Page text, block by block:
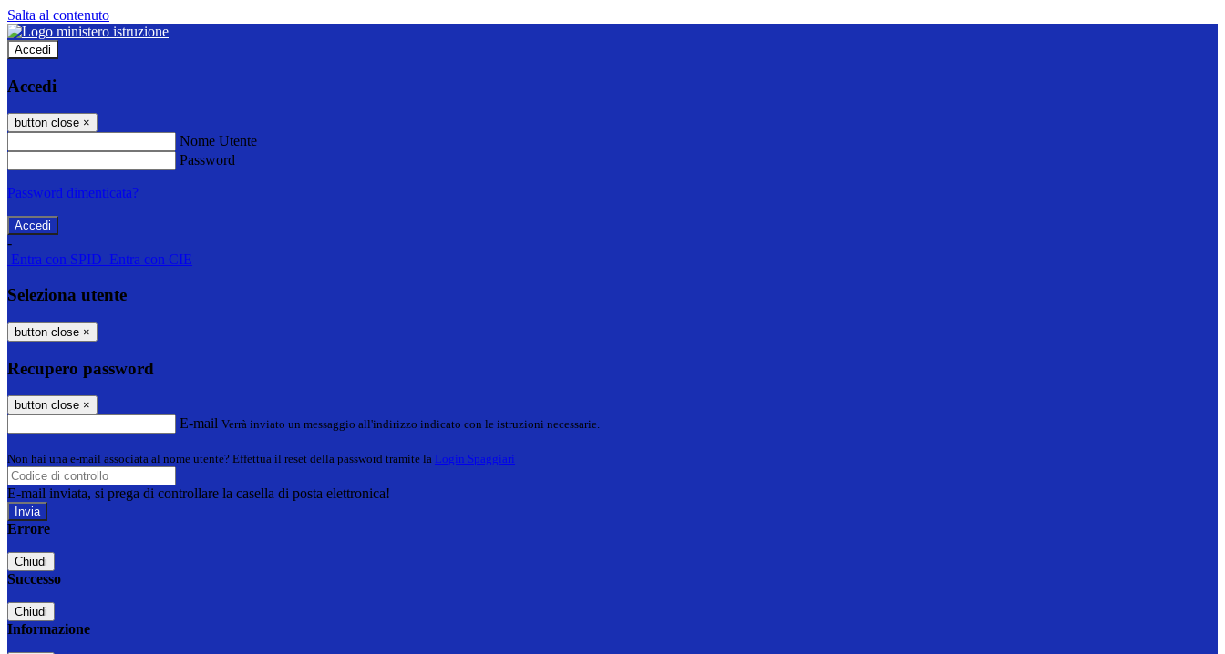
Salta al contenuto
Accedi
Accedi
button close ×
Nome Utente
Password
Password dimenticata?
-
Entra con SPID Entra con CIE
Seleziona utente
button close ×
Recupero password
button close ×
E-mail Verrà inviato un messaggio all'indirizzo indicato con le istruzioni necessarie.
Non hai una e-mail associata al nome utente? Effettua il reset della password tramite la Login Spaggiari
E-mail inviata, si prega di controllare la casella di posta elettronica!
Errore
Chiudi
Successo
Chiudi
Informazione